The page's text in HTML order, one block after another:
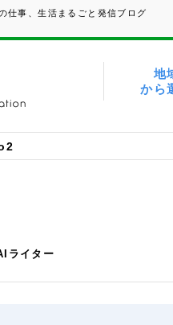
仕事、生活まるごと発信ブログ
地
から
ライター